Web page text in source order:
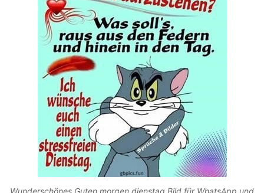
Wunderschönes Guten morgen dienstag Bild für WhatsApp und